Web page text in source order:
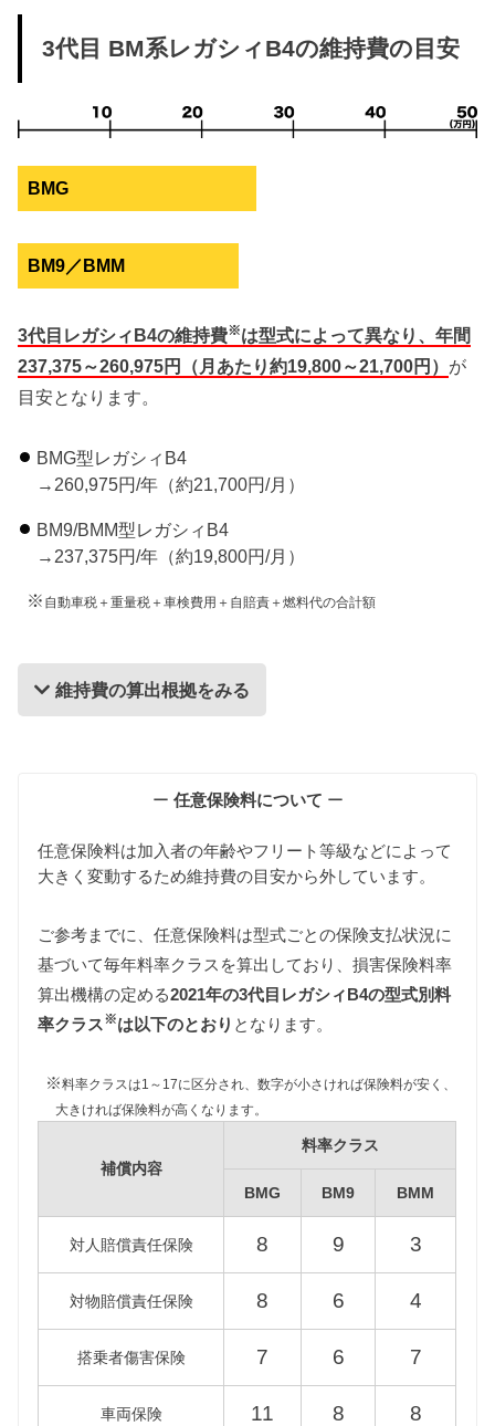
3代目 BM系レガシィB4の維持費の目安
BMG
BM9／BMM
3代目レガシィB4の維持費※は型式によって異なり、年間
237,375～260,975円（月あたり約19,800～21,700円） が
目安となります。
BMG型レガシィB4
→260,975円/年（約21,700円/月）
BM9/BMM型レガシィB4
→237,375円/年（約19,800円/月）
※ 自動車税＋重量税＋車検費用＋自賠責＋燃料代の合計額
維持費の算出根拠をみる
維持費の算出根拠
自動車税
自動車税は排気量によって異なります。
BMG型レガシィB4は1500〜2000cc、BM9/BMM型レ
す。
税額
39,500円
BM9
45,000円
重量税は車両重量によって異なります。
BMG型レガシィB4は1500〜2000kgの課税クラスに該
当します。
ー 任意保険料について ー
任意保険料は加入者の年齢やフリート等級などによって
大きく変動するため維持費の目安から外しています。
ご参考までに、任意保険料は型式ごとの保険支払状況に
基づいて毎年料率クラスを算出しており、損害保険料率
算出機構の定める2021年の3代目レガシィB4の型式別料
率クラス※は以下のとおり となります。
※料率クラスは1～17に区分され、数字が小さければ保険料が安く、
大きければ保険料が高くなります。
補償内容
料率クラス
BMG BM9 BMM
対人賠償責任保険 8 9 3
対物賠償責任保険 8 6 4
搭乗者傷害保険 7 6 7
車両保険 11 8 8